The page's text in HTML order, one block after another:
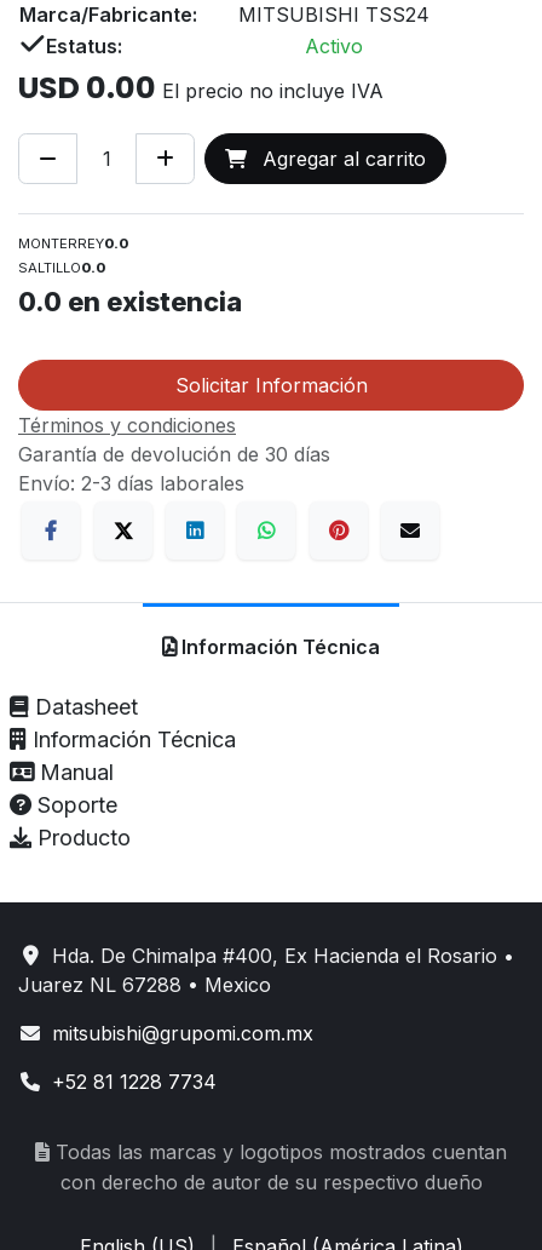
Marca/Fabricante:
MITSUBISHI TSS24
Estatus:
Activo
USD 0.00 El precio no incluye IVA
Agregar al carrito
MONTERREY0.0
SALTILLO0.0
0.0 en existencia
Solicitar Información
Términos y condiciones
Garantía de devolución de 30 días
Envío: 2-3 días laborales
Información Técnica
Datasheet
Información Técnica
Manual
Soporte
Producto
Hda. De Chimalpa #400, Ex Hacienda el Rosario •
Juarez NL 67288 • Mexico
mitsubishi@grupomi.com.mx
+52 81 1228 7734
Todas las marcas y logotipos mostrados cuentan
con derecho de autor de su respectivo dueño